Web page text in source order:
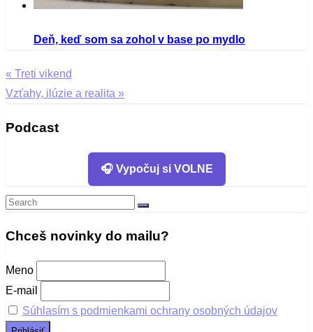
Deň, keď som sa zohol v base po mydlo
Navigácia
článku
« Treti vikend
Vzťahy, ilúzie a realita »
Podcast
🎧 Vypočuj si VOLNE
Search
Chceš novinky do mailu?
Meno
E-mail
Súhlasím s podmienkami ochrany osobných údajov